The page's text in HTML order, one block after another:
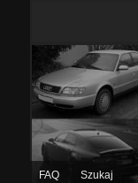
FAQ Szukaj